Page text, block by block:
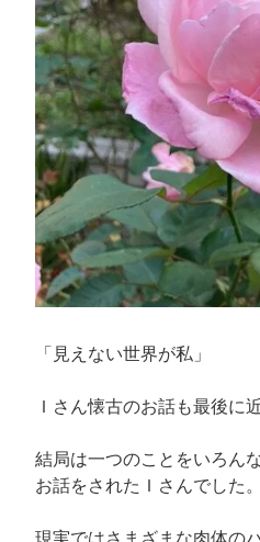
の
私
が
い
て、
分
魂
が
動
い
て
い
の「見えない世界が私」
Ｉさん懐古のお話も最後に
結局は一つのことをいろん
お話をされたＩさんでした。
現実ではさまざまな肉体の